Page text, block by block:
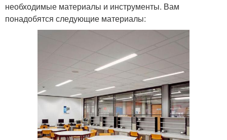
необходимые материалы и инструменты. Вам
понадобятся следующие материалы: